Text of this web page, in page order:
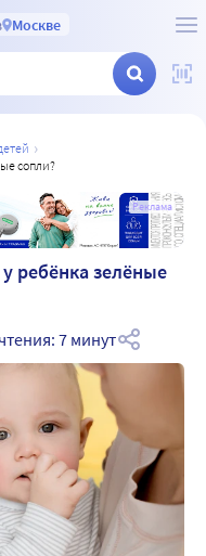
Москве
сопли?
Реклама
ребёнка зелёные
7 минут